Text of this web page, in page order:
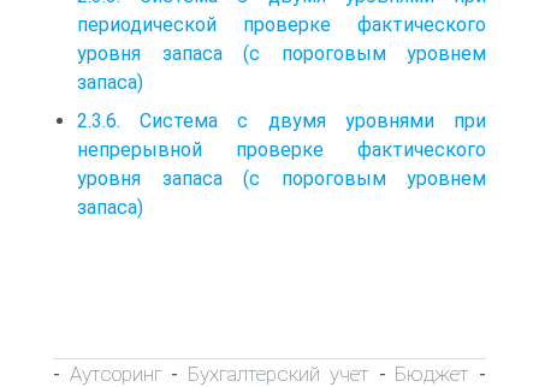
периодической проверке фактического
уровня запаса (с пороговым уровнем
запаса)
2.3.6. Система с двумя уровнями при
непрерывной проверке фактического
уровня запаса (с пороговым уровнем
запаса)
- Аутсоринг- Бухгалтерский учет - Бюджет -